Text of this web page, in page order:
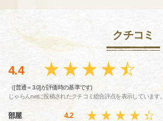
クチコミ
4.4
（[普通＝3.0]が評価時の基準です)
じゃらんnetに投稿されたクチコミ総合評点を表示しています。
部屋 4.2